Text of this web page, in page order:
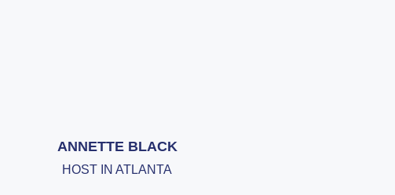
ANNETTE BLACK
HOST IN ATLANTA